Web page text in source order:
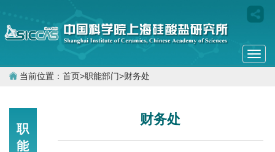
当前位置： 首页>职能部门>财务处
职
能
财务处